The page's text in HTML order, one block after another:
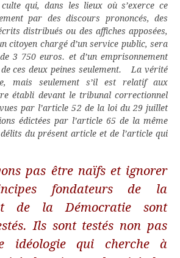
qui, dans les lieux où s’exerce ce
par des discours prononcés, des
distribués ou des affiches apposées,
citoyen chargé d’un service public, sera
3 750 euros. et d’un emprisonnement
ces deux peines seulement.
La vérité
mais seulement s’il est relatif aux
établi devant le tribunal correctionnel
par l’article 52 de la loi du 29 juillet
édictées par l’article 65 de la même
du présent article et de l’article qui
pas être naïfs et ignorer
fondateurs de la
de la Démocratie sont
Ils sont testés non pas
idéologie qui cherche à